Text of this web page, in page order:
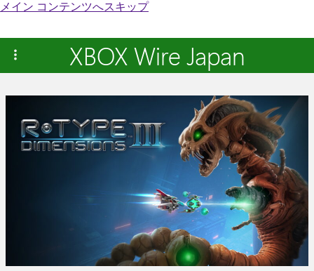
メイン コンテンツへスキップ
XBOX Wire Japan